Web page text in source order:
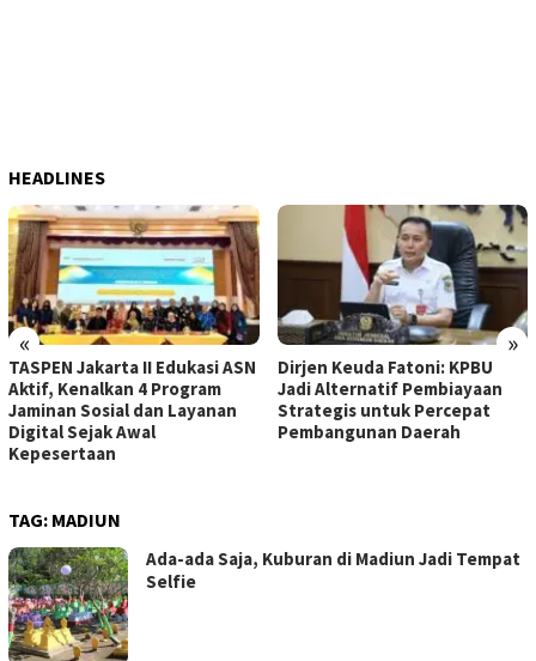
HEADLINES
« »
TASPEN Jakarta II Edukasi ASN
Aktif, Kenalkan 4 Program
Jaminan Sosial dan Layanan
Digital Sejak Awal
Kepesertaan
Dirjen Keuda Fatoni: KPBU
Jadi Alternatif Pembiayaan
Strategis untuk Percepat
Pembangunan Daerah
TAG: MADIUN
Ada-ada Saja, Kuburan di Madiun Jadi Tempat
Selfie